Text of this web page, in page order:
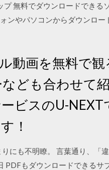
無料でダウンロードできる
ンやパソコンからダウンロ
動画を無料で
ども合わせて
ビスのU-
！
にも不明瞭。 言葉通り、「
もダウンロードできるサ